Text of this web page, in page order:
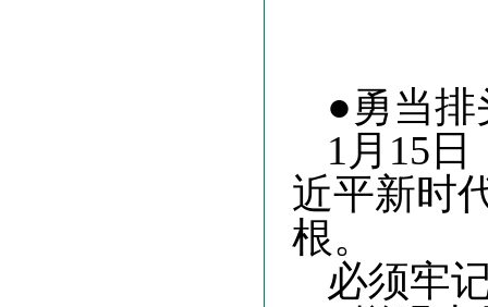
●勇当
1月15
近平新时
根。
必须牢